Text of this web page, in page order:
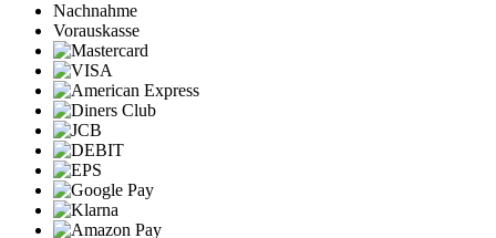
Nachnahme
Vorauskasse